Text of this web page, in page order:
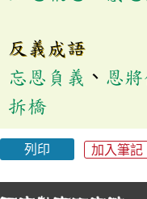
反義成語
忘恩負義 、 恩
拆橋
列印 加入筆記